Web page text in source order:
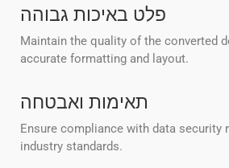
פלט באיכות גבוהה
Maintain the quality of the converted
accurate formatting and layout.
תאימות ואבטחה
Ensure compliance with data security
industry standards.